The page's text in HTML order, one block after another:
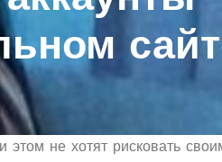
этом не хотят рисковать